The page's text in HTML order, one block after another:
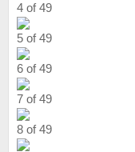
4 of 49
5 of 49
6 of 49
7 of 49
8 of 49